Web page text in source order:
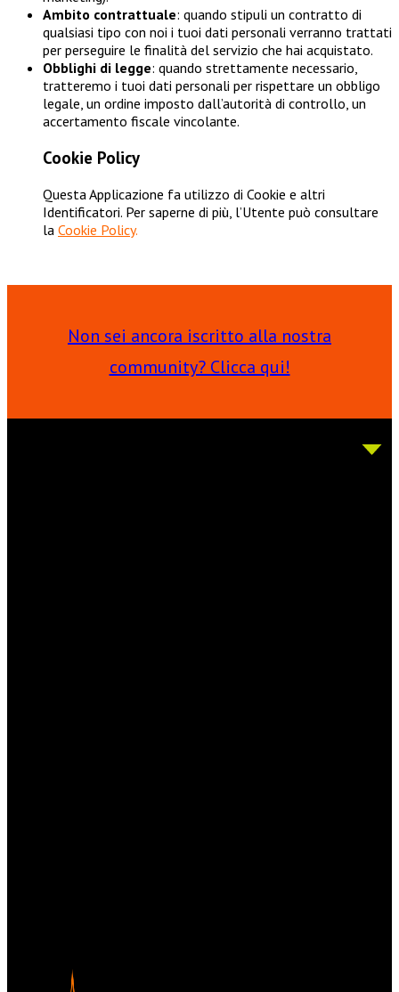
Ambito contrattuale: quando stipuli un contratto di
qualsiasi tipo con noi i tuoi dati personali verranno trattati
per perseguire le finalità del servizio che hai acquistato.
Obblighi di legge: quando strettamente necessario,
tratteremo i tuoi dati personali per rispettare un obbligo
legale, un ordine imposto dall’autorità di controllo, un
accertamento fiscale vincolante.
Cookie Policy
Questa Applicazione fa utilizzo di Cookie e altri
Identificatori. Per saperne di più, l’Utente può consultare
la Cookie Policy.
Non sei ancora iscritto alla nostra
community? Clicca qui!